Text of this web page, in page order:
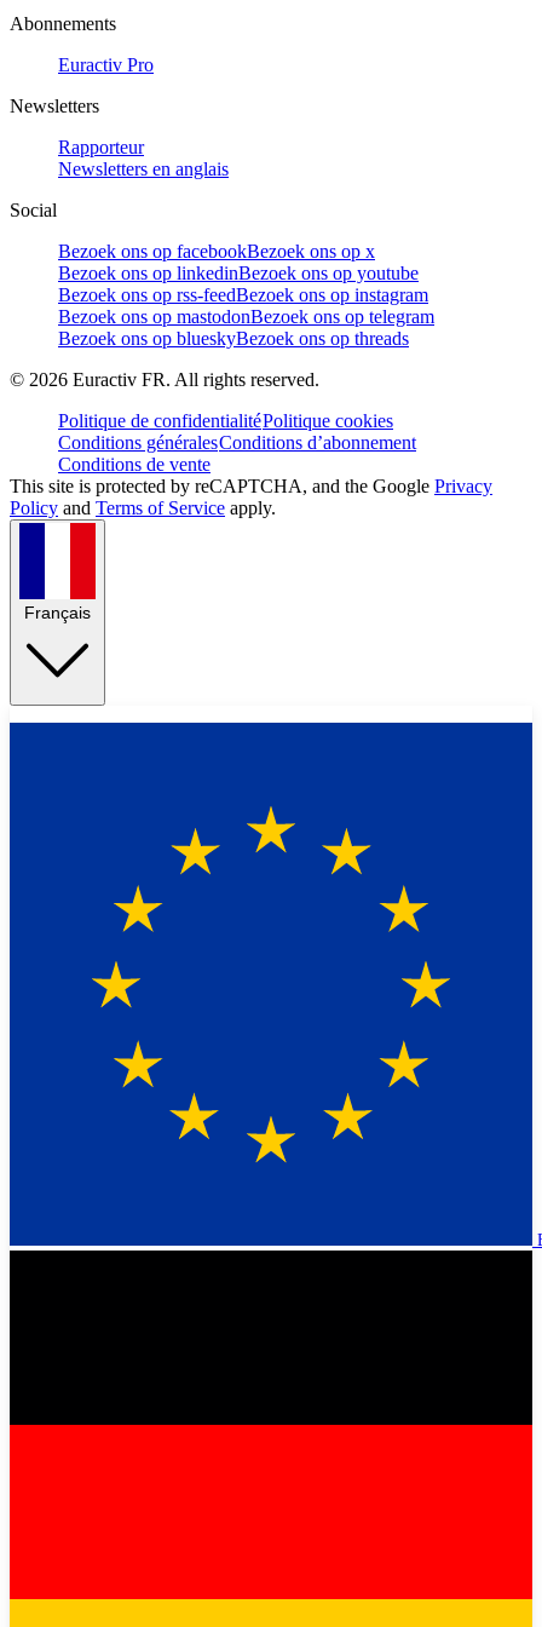
Abonnements
Euractiv Pro
Newsletters
Rapporteur
Newsletters en anglais
Social
Bezoek ons op facebookBezoek ons op x
Bezoek ons op linkedinBezoek ons op youtube
Bezoek ons op rss-feedBezoek ons op instagram
Bezoek ons op mastodonBezoek ons op telegram
Bezoek ons op blueskyBezoek ons op threads
© 2026 Euractiv FR. All rights reserved.
Politique de confidentialitéPolitique cookies
Conditions généralesConditions d’abonnement
Conditions de vente
This site is protected by reCAPTCHA, and the Google Privacy
Policy and Terms of Service apply.
Français